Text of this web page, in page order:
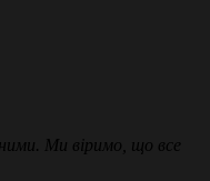
Ми віримо, що все